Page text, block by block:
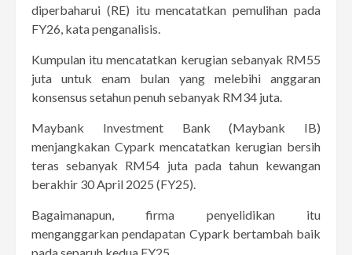
diperbaharui (RE) itu mencatatkan pemulihan pada
FY26, kata penganalisis.
Kumpulan itu mencatatkan kerugian sebanyak RM55
juta untuk enam bulan yang melebihi anggaran
konsensus setahun penuh sebanyak RM34 juta.
Maybank Investment Bank (Maybank IB)
menjangkakan Cypark mencatatkan kerugian bersih
teras sebanyak RM54 juta pada tahun kewangan
berakhir 30 April 2025 (FY25).
Bagaimanapun, firma penyelidikan itu
menganggarkan pendapatan Cypark bertambah baik